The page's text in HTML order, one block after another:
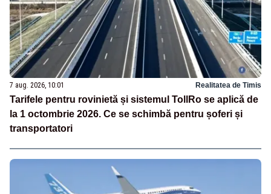
7 aug. 2026, 10:01 Realitatea de Timis
Tarifele pentru rovinietă și sistemul TollRo se aplică de
la 1 octombrie 2026. Ce se schimbă pentru șoferi și
transportatori